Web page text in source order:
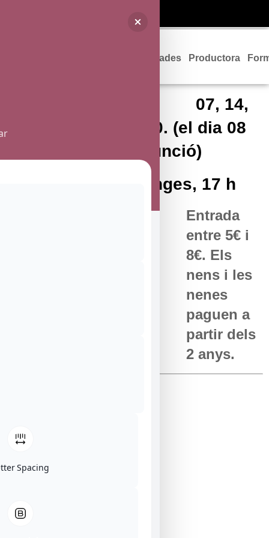
Entrades Productora
07, 14,
15 de març de 2020. (el dia 08
de març no hi ha funció)
Dissabtes i Diumenges, 17 h
Entrada
entre 5€ i
8€. Els
nens i les
nenes
paguen a
partir dels
2 anys.
Durada: 45 minuts
Spacing